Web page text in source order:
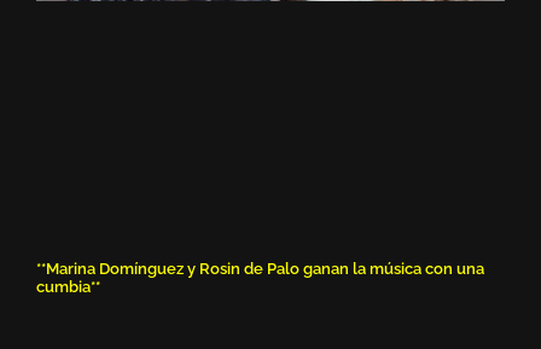
**Marina Domínguez y Rosin de Palo ganan la música con una
cumbia**